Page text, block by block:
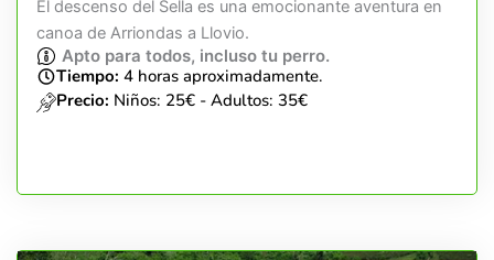
El descenso del Sella es una emocionante aventura en
canoa de Arriondas a Llovio.
Apto para todos, incluso tu perro.
Tiempo: 4 horas aproximadamente.
Precio: Niños: 25€ - Adultos: 35€